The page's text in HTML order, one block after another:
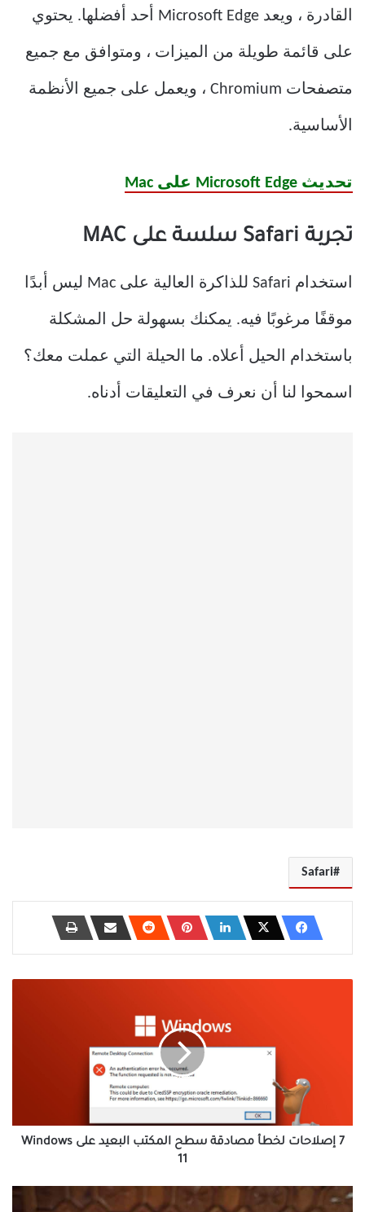
القادرة ، ويعد Microsoft Edge أحد أفضلها. يحتوي
على قائمة طويلة من الميزات ، ومتوافق مع جميع
متصفحات Chromium ، ويعمل على جميع الأنظمة
الأساسية.
تحديث Microsoft Edge على Mac
تجربة Safari سلسة على MAC
استخدام Safari للذاكرة العالية على Mac ليس أبدًا
موقفًا مرغوبًا فيه. يمكنك بسهولة حل المشكلة
باستخدام الحيل أعلاه. ما الحيلة التي عملت معك؟
اسمحوا لنا أن نعرف في التعليقات أدناه.
Safari
Windows
11
7 إصلاحات لخطأ مصادقة سطح المكتب البعيد على Windows
11
9